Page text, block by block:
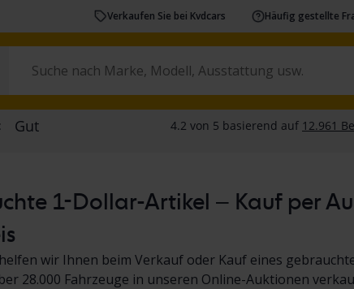
Verkaufen Sie bei Kvdcars Häufig gestellte
1-Dollar-Artikel – Kauf per
wir Ihnen beim Verkauf oder Kauf eines
28.000 Fahrzeuge in unseren Online-Auktionen